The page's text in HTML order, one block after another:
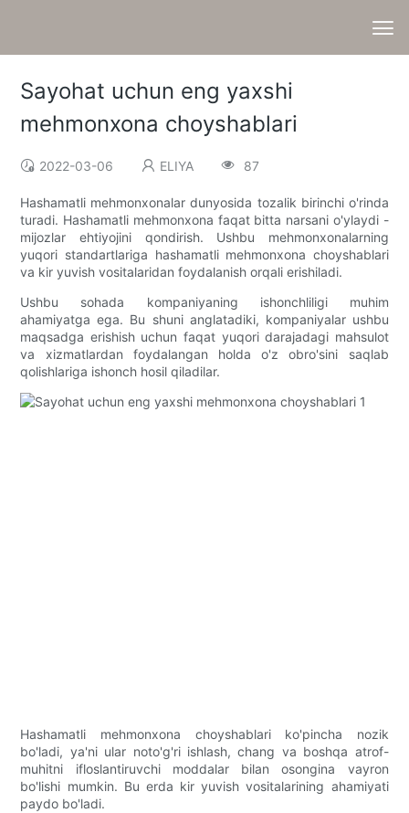
Sayohat uchun eng yaxshi
mehmonxona choyshablari
2022-03-06 ELIYA 87
Hashamatli mehmonxonalar dunyosida tozalik birinchi o'rinda
turadi. Hashamatli mehmonxona faqat bitta narsani o'ylaydi -
mijozlar ehtiyojini qondirish. Ushbu mehmonxonalarning
yuqori standartlariga hashamatli mehmonxona choyshablari
va kir yuvish vositalaridan foydalanish orqali erishiladi.
Ushbu sohada kompaniyaning ishonchliligi muhim
ahamiyatga ega. Bu shuni anglatadiki, kompaniyalar ushbu
maqsadga erishish uchun faqat yuqori darajadagi mahsulot
va xizmatlardan foydalangan holda o'z obro'sini saqlab
qolishlariga ishonch hosil qiladilar.
Hashamatli mehmonxona choyshablari ko'pincha nozik
bo'ladi, ya'ni ular noto'g'ri ishlash, chang va boshqa atrof-
muhitni ifloslantiruvchi moddalar bilan osongina vayron
bo'lishi mumkin. Bu erda kir yuvish vositalarining ahamiyati
paydo bo'ladi.